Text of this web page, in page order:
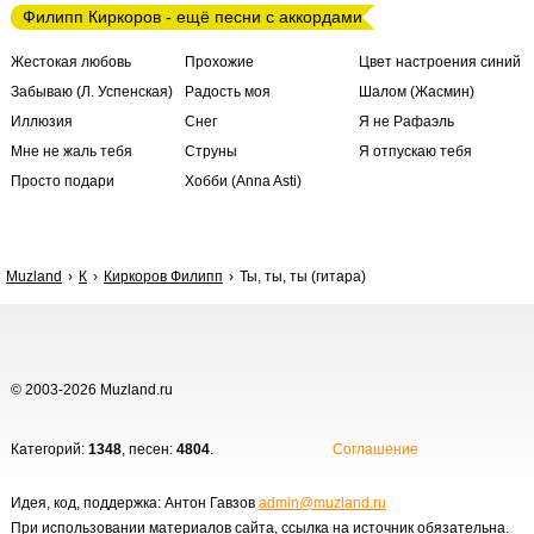
Филипп Киркоров - ещё песни с аккордами
Жестокая любовь
Забываю (Л. Успенская)
Иллюзия
Мне не жаль тебя
Просто подари
Прохожие
Радость моя
Снег
Струны
Хобби (Anna Asti)
Цвет настроения синий
Шалом (Жасмин)
Я не Рафаэль
Я отпускаю тебя
Muzland К Киркоров Филипп Ты, ты, ты (гитара)
© 2003-2026 Muzland.ru
Категорий: 1348, песен: 4804. Соглашение
Идея, код, поддержка: Антон Гавзов admin@muzland.ru
При использовании материалов сайта, ссылка на источник обязательна.